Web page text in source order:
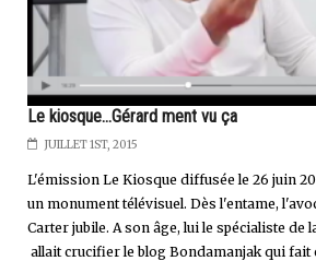
Le kiosque...Gérard ment vu ça
JUILLET 1ST, 2015
L'émission Le Kiosque diffusée le 26 juin
un monument télévisuel. Dès l'entame,
Carter jubile. A son âge, lui le spécialiste de
allait crucifier le blog Bondamanjak qui fait